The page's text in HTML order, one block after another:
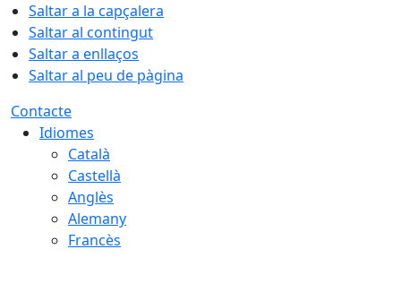
Saltar a la capçalera
Saltar al contingut
Saltar a enllaços
Saltar al peu de pàgina
Contacte
Idiomes
Català
Castellà
Anglès
Alemany
Francès